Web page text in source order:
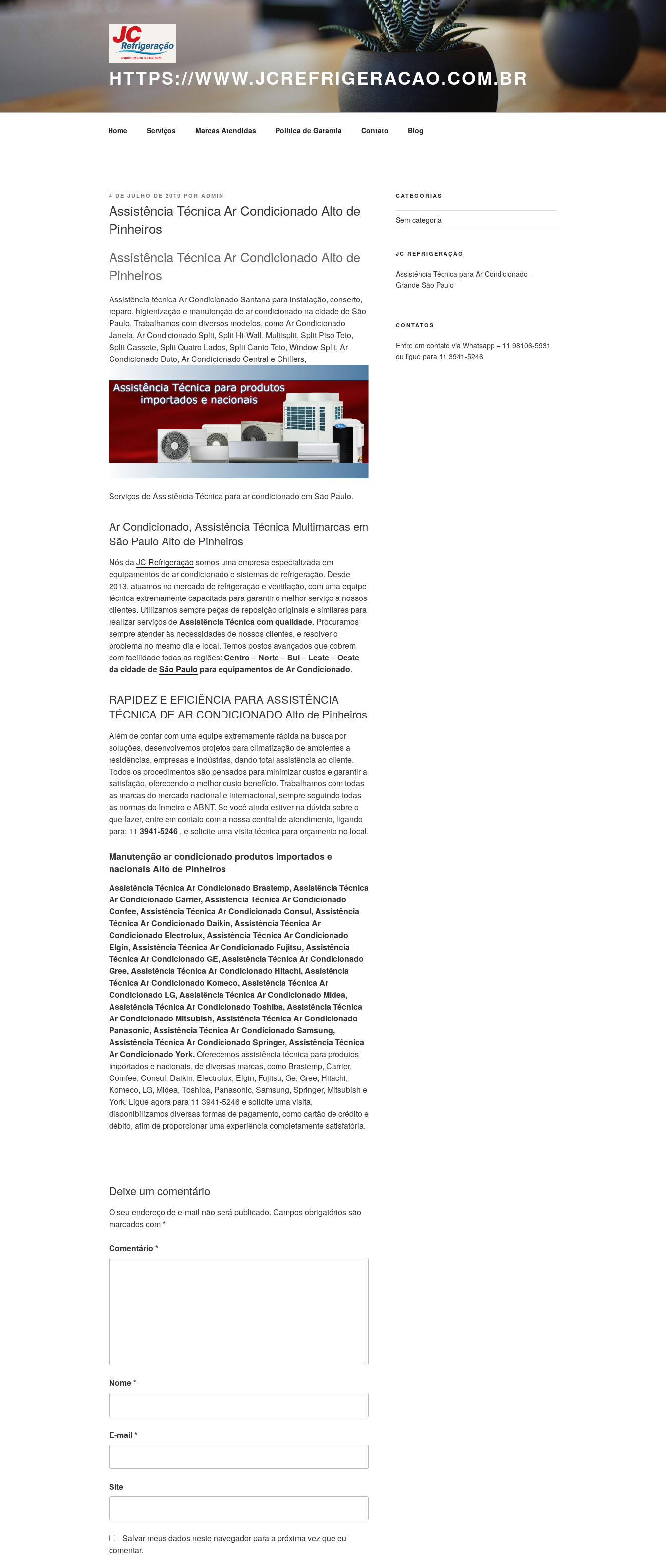
Pular
para
HTTPS://WWW.JCREFRIGERACAO.COM.BR
Home Serviços Marcas Atendidas Política de Garantia Contato Blog
PUBLICADO
4 DE JULHO DE 2019 POR ADMIN
Assistência Técnica Ar Condicionado Alto de
Pinheiros
Assistência Técnica Ar Condicionado Alto de
Pinheiros
Assistência técnica Ar Condicionado Santana para instalação, conserto,
reparo, higienização e manutenção de ar condicionado na cidade de São
Paulo. Trabalhamos com diversos modelos, como Ar Condicionado
Janela, Ar Condicionado Split, Split Hi-Wall, Multisplit, Split Piso-Teto,
Split Cassete, Split Quatro Lados, Split Canto Teto, Window Split, Ar
Condicionado Duto, Ar Condicionado Central e Chillers,
Serviços de Assistência Técnica para ar condicionado em São Paulo.
Ar Condicionado, Assistência Técnica Multimarcas em
São Paulo Alto de Pinheiros
Nós daJC Refrigeraçãosomos uma empresa especializada em
equipamentos de ar condicionado e sistemas de refrigeração. Desde
2013, atuamos no mercado de refrigeração e ventilação, com uma equipe
técnica extremamente capacitada para garantir o melhor serviço a nossos
clientes. Utilizamos sempre peças de reposição originais e similares para
realizar serviços deAssistência Técnica com qualidade. Procuramos
sempre atender às necessidades de nossos clientes, e resolver o
problema no mesmo dia e local. Temos postos avançados que cobrem
com facilidade todas as regiões: Centro – Norte–Sul– Leste–Oeste
da cidade deSão Paulo para equipamentos de Ar Condicionado.
RAPIDEZ E EFICIÊNCIA PARA ASSISTÊNCIA
TÉCNICA DE AR CONDICIONADO Alto de Pinheiros
Além de contar com uma equipe extremamente rápida na busca por
soluções, desenvolvemos projetos para climatização de ambientes a
residências, empresas e indústrias, dando total assistência ao cliente.
Todos os procedimentos são pensados para minimizar custos e garantir a
satisfação, oferecendo o melhor custo benefício. Trabalhamos com todas
as marcas do mercado nacional e internacional, sempre seguindo todas
as normas do Inmetro e ABNT. Se você ainda estiver na dúvida sobre o
que fazer, entre em contato com a nossa central de atendimento, ligando
para: 11 3941-5246 , e solicite uma visita técnica para orçamento no local.
Manutenção ar condicionado produtos importados e
nacionais Alto de Pinheiros
Assistência Técnica Ar Condicionado Brastemp, Assistência Técnica
Ar Condicionado Carrier, Assistência Técnica Ar Condicionado
Confee, Assistência Técnica Ar Condicionado Consul, Assistência
Técnica Ar Condicionado Daikin, Assistência Técnica Ar
Condicionado Electrolux, Assistência Técnica Ar Condicionado
Elgin, Assistência Técnica Ar Condicionado Fujitsu, Assistência
Técnica Ar Condicionado GE, Assistência Técnica Ar Condicionado
Gree, Assistência Técnica Ar Condicionado Hitachi, Assistência
Técnica Ar Condicionado Komeco, Assistência Técnica Ar
Condicionado LG, Assistência Técnica Ar Condicionado Midea,
Assistência Técnica Ar Condicionado Toshiba, Assistência Técnica
Ar Condicionado Mitsubish, Assistência Técnica Ar Condicionado
Panasonic, Assistência Técnica Ar Condicionado Samsung,
Assistência Técnica Ar Condicionado Springer, Assistência Técnica
Ar Condicionado York.Oferecemos assistência técnica para produtos
importados e nacionais, de diversas marcas, como Brastemp, Carrier,
Comfee, Consul, Daikin, Electrolux, Elgin, Fujitsu, Ge, Gree, Hitachi,
Komeco, LG, Midea, Toshiba, Panasonic, Samsung, Springer, Mitsubish e
York. Ligue agora para 11 3941-5246 e solicite uma visita,
disponibilizamos diversas formas de pagamento, como cartão de crédito e
débito, afim de proporcionar uma experiência completamente satisfatória.
Deixe um comentário
O seu endereço de e-mail não será publicado. Campos obrigatórios são
marcados com*
Comentário *
Nome*
E-mail*
Site
Salvar meus dados neste navegador para a próxima vez que eu
comentar.
CATEGORIAS
Sem categoria
JC REFRIGERAÇÃO
Assistência Técnica para Ar Condicionado –
Grande São Paulo
CONTATOS
Entre em contato via Whatsapp – 11 98106-5931
ou ligue para 11 3941-5246